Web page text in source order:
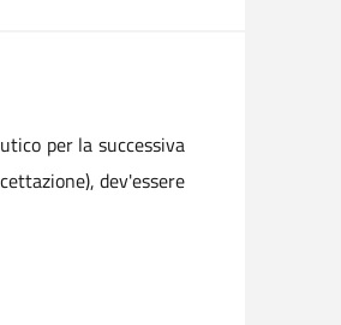
per la successiva
dev'essere